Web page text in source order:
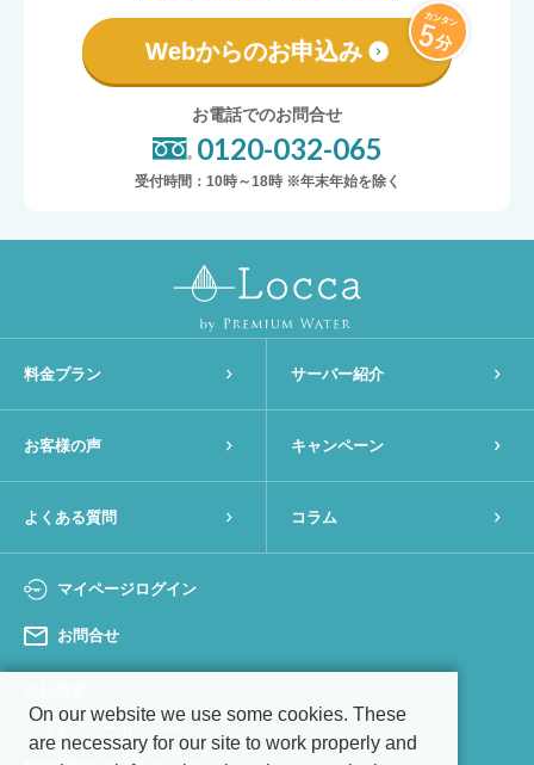
Webからのお申込み
お電話でのお問合せ
0120-032-065
受付時間：10時～18時 ※年末年始を除く
料金プラン サーバー紹介
お客様の声 キャンペーン
よくある質問 コラム
マイページログイン
お問合せ
On our website we use some cookies. These
are necessary for our site to work properly and